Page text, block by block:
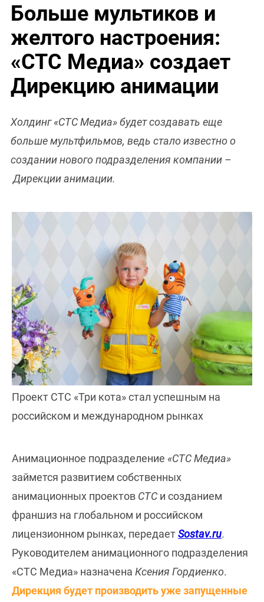
Больше мультиков и
желтого настроения:
«СТС Медиа» создает
Дирекцию анимации
Холдинг «СТС Медиа» будет создавать еще
больше мультфильмов, ведь стало известно о
создании нового подразделения компании –
Дирекции анимации.
Проект СТС «Три кота» стал успешным на
российском и международном рынках
Анимационное подразделение «СТС Медиа»
займется развитием собственных
анимационных проектов СТС и созданием
франшиз на глобальном и российском
лицензионном рынках, передаетSostav.ru.
Руководителем анимационного подразделения
«СТС Медиа» назначена Ксения Гордиенко.
Дирекция будет производить уже запущенные